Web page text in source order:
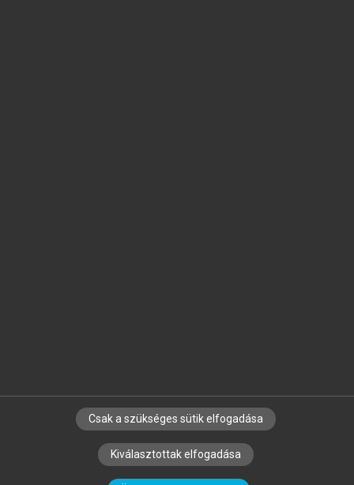
SZERZŐKNEK CÉGEKNEK KÖNYVTÁROSOKNAK
SZERKESZTÉSI ÉS LEKTORÁLÁSI ALAPELVEK
Csak a szükséges sütik elfogadása
Kiválasztottak elfogadása